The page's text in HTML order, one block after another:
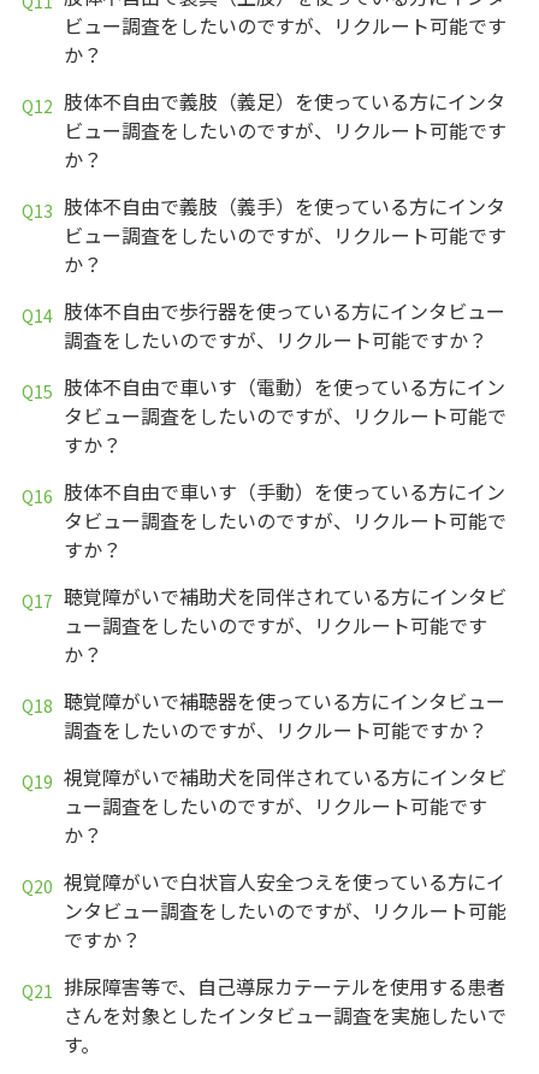
ビュー調査をしたいのですが、リクルート可能です
か？
肢体不自由で義肢（義足）を使っている方にインタ
ビュー調査をしたいのですが、リクルート可能です
か？
肢体不自由で義肢（義手）を使っている方にインタ
ビュー調査をしたいのですが、リクルート可能です
か？
肢体不自由で歩行器を使っている方にインタビュー
調査をしたいのですが、リクルート可能ですか？
肢体不自由で車いす（電動）を使っている方にイン
タビュー調査をしたいのですが、リクルート可能で
すか？
肢体不自由で車いす（手動）を使っている方にイン
タビュー調査をしたいのですが、リクルート可能で
すか？
聴覚障がいで補助犬を同伴されている方にインタビ
ュー調査をしたいのですが、リクルート可能です
か？
聴覚障がいで補聴器を使っている方にインタビュー
調査をしたいのですが、リクルート可能ですか？
視覚障がいで補助犬を同伴されている方にインタビ
ュー調査をしたいのですが、リクルート可能です
か？
視覚障がいで白状盲人安全つえを使っている方にイ
ンタビュー調査をしたいのですが、リクルート可能
ですか？
排尿障害等で、自己導尿カテーテルを使用する患者
さんを対象としたインタビュー調査を実施したいで
す。